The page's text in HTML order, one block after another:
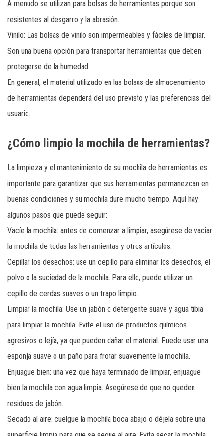
A menudo se utilizan para bolsas de herramientas porque son
resistentes al desgarro y la abrasión.
Vinilo: Las bolsas de vinilo son impermeables y fáciles de limpiar.
Son una buena opción para transportar herramientas que deben
protegerse de la humedad.
En general, el material utilizado en las bolsas de almacenamiento
de herramientas dependerá del uso previsto y las preferencias del
usuario.
¿Cómo limpio la mochila de herramientas?
La limpieza y el mantenimiento de su mochila de herramientas es
importante para garantizar que sus herramientas permanezcan en
buenas condiciones y su mochila dure mucho tiempo. Aquí hay
algunos pasos que puede seguir:
Vacíe la mochila: antes de comenzar a limpiar, asegúrese de vaciar
la mochila de todas las herramientas y otros artículos.
Cepillar los desechos: use un cepillo para eliminar los desechos, el
polvo o la suciedad de la mochila. Para ello, puede utilizar un
cepillo de cerdas suaves o un trapo limpio.
Limpiar la mochila: Use un jabón o detergente suave y agua tibia
para limpiar la mochila. Evite el uso de productos químicos
agresivos o lejía, ya que pueden dañar el material. Puede usar una
esponja suave o un paño para frotar suavemente la mochila.
Enjuague bien: una vez que haya terminado de limpiar, enjuague
bien la mochila con agua limpia. Asegúrese de que no queden
residuos de jabón.
Secado al aire: cuelgue la mochila boca abajo o déjela sobre una